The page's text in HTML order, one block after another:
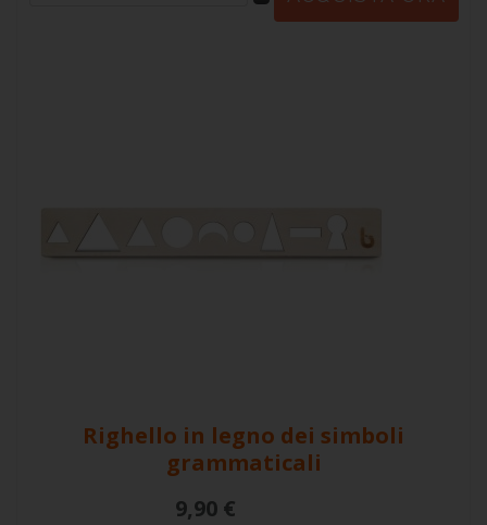
Righello in legno dei simboli
grammaticali
9,90 €